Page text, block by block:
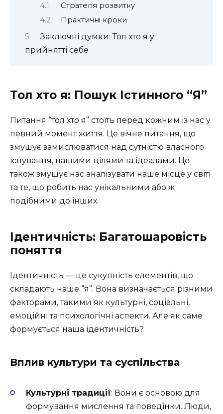
Стратегія розвитку
Практичні кроки
Заключні думки: Тол хто я у
прийнятті себе
Тол хто я: Пошук Істинного “Я”
Питання “тол хто я” стоїть перед кожним із нас у
певний момент життя. Це вічне питання, що
змушує замислюватися над сутністю власного
існування, нашими цілями та ідеалами. Це
також змушує нас аналізувати наше місце у світі
та те, що робить нас унікальними або ж
подібними до інших.
Ідентичність: Багатошаровість
поняття
Ідентичність — це сукупність елементів, що
складають наше “я”. Вона визначається різними
факторами, такими як культурні, соціальні,
емоційні та психологічні аспекти. Але як саме
формується наша ідентичність?
Вплив культури та суспільства
Культурні традиції: Вони є основою для
формування мислення та поведінки. Люди,